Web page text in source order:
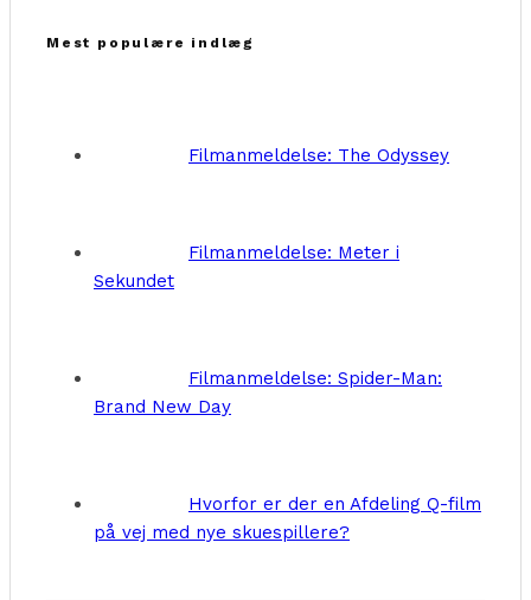
Mest populære indlæg
Filmanmeldelse: The Odyssey
Filmanmeldelse: Meter i
Sekundet
Filmanmeldelse: Spider-Man:
Brand New Day
Hvorfor er der en Afdeling Q-film
på vej med nye skuespillere?